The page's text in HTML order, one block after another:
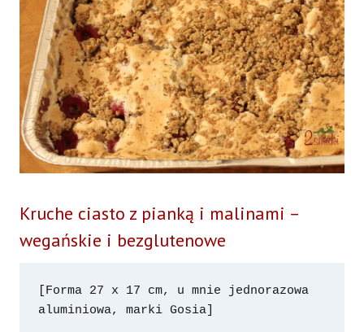
Kruche ciasto z pianką i malinami –
wegańskie i bezglutenowe
[Forma 27 x 17 cm, u mnie jednorazowa
aluminiowa, marki Gosia]